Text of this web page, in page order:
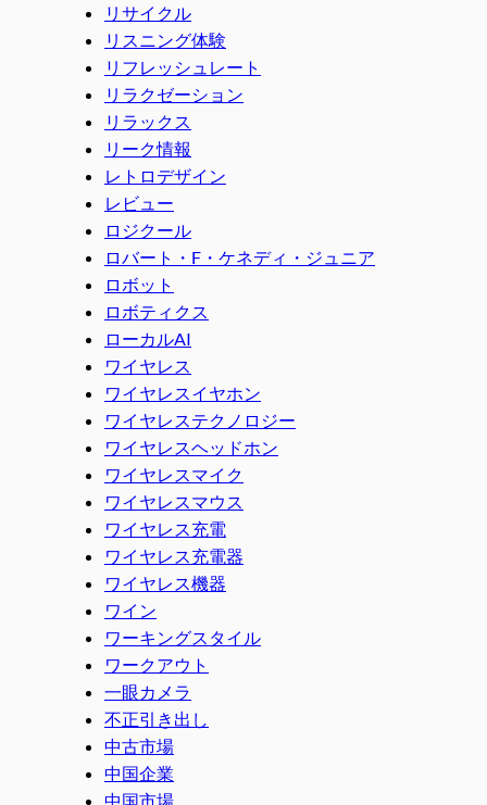
リサイクル
リスニング体験
リフレッシュレート
リラクゼーション
リラックス
リーク情報
レトロデザイン
レビュー
ロジクール
ロバート・F・ケネディ・ジュニア
ロボット
ロボティクス
ローカルAI
ワイヤレス
ワイヤレスイヤホン
ワイヤレステクノロジー
ワイヤレスヘッドホン
ワイヤレスマイク
ワイヤレスマウス
ワイヤレス充電
ワイヤレス充電器
ワイヤレス機器
ワイン
ワーキングスタイル
ワークアウト
一眼カメラ
不正引き出し
中古市場
中国企業
中国市場